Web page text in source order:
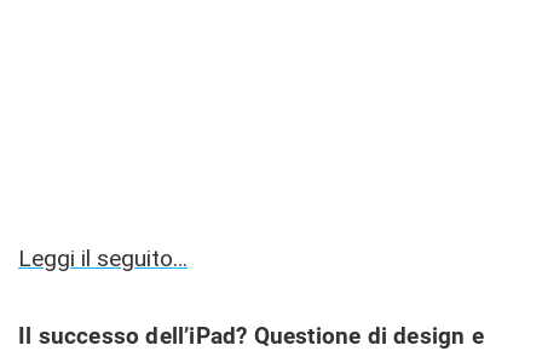
Leggi il seguito…
Il successo dell’iPad? Questione di design e